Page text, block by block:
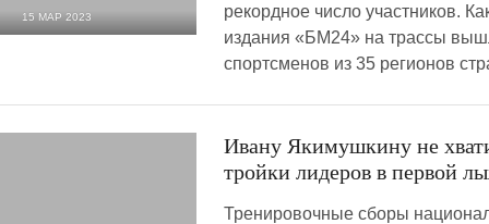
15 МАР 2023
рекордное число участников.
издания «БМ24» на трассы
спортсменов из 35 регионов
Ивану Якимушкину не
тройки лидеров в первой
Тренировочные сборы